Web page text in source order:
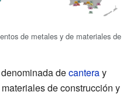
de metales y de materiales de
decanteray
de construcción y